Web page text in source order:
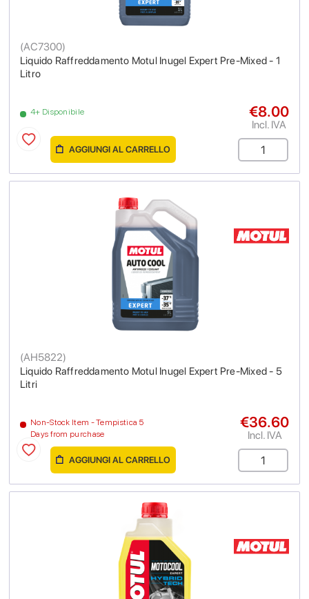
Liquido Raffreddamento Motul Inugel Expert Pre-Mixed - 1
Litro
(AC7300)
4+ Disponibile €8.00
Incl. IVA
AGGIUNGI AL CARRELLO
Liquido Raffreddamento Motul Inugel Expert Pre-Mixed - 5
Litri
(AH5822)
Non-Stock Item - Tempistica 5
Days from purchase
€36.60
Incl. IVA
AGGIUNGI AL CARRELLO